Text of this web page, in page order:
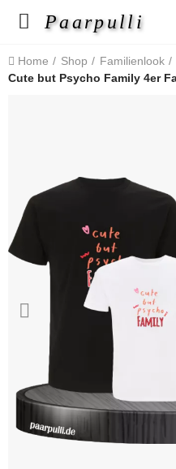
Paarpulli
Home Shop Familienlook
Cute but Psycho Family 4er